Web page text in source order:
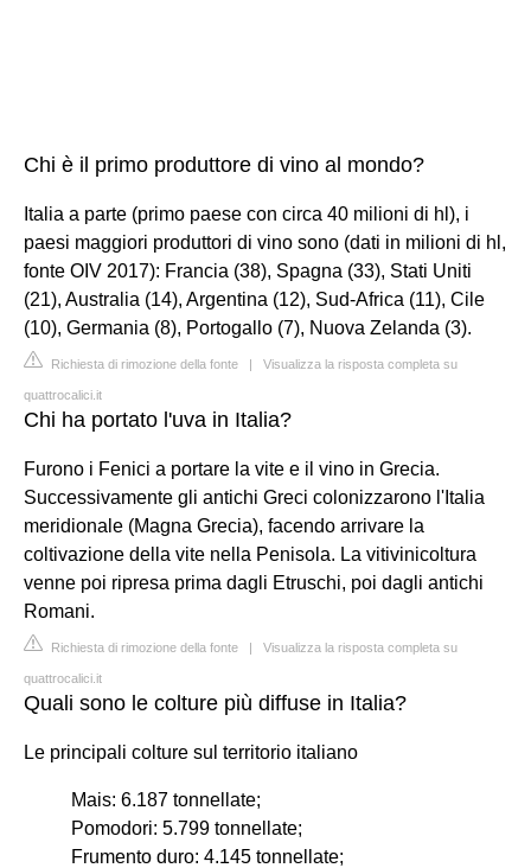
Chi è il primo produttore di vino al mondo?
Italia a parte (primo paese con circa 40 milioni di hl), i
paesi maggiori produttori di vino sono (dati in milioni di hl,
fonte OIV 2017): Francia (38), Spagna (33), Stati Uniti
(21), Australia (14), Argentina (12), Sud-Africa (11), Cile
(10), Germania (8), Portogallo (7), Nuova Zelanda (3).
Richiesta di rimozione della fonte | Visualizza la risposta completa su
quattrocalici.it
Chi ha portato l'uva in Italia?
Furono i Fenici a portare la vite e il vino in Grecia.
Successivamente gli antichi Greci colonizzarono l'Italia
meridionale (Magna Grecia), facendo arrivare la
coltivazione della vite nella Penisola. La vitivinicoltura
venne poi ripresa prima dagli Etruschi, poi dagli antichi
Romani.
Richiesta di rimozione della fonte | Visualizza la risposta completa su
quattrocalici.it
Quali sono le colture più diffuse in Italia?
Le principali colture sul territorio italiano
Mais: 6.187 tonnellate;
Pomodori: 5.799 tonnellate;
Frumento duro: 4.145 tonnellate;